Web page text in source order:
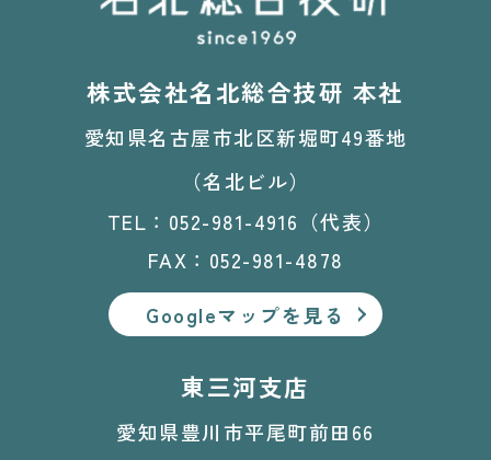
株式会社名北総合技研 本社
愛知県名古屋市北区新堀町49番地
（名北ビル）
TEL：052-981-4916（代表）
FAX：052-981-4878
Googleマップを見る
東三河支店
愛知県豊川市平尾町前田66